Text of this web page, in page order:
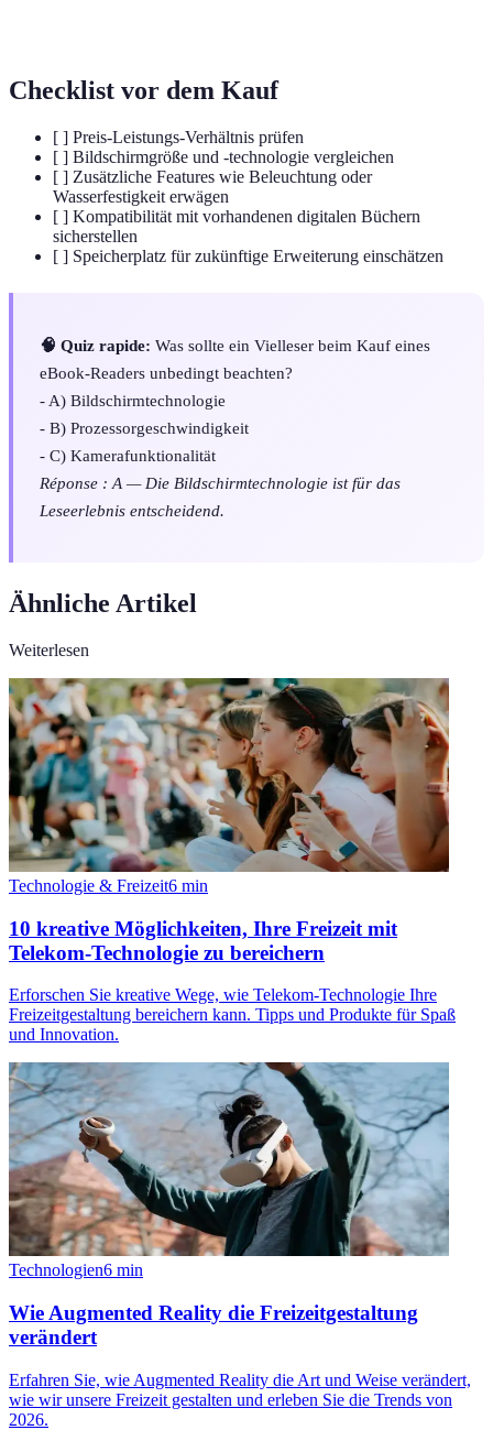
Checklist vor dem Kauf
[ ] Preis-Leistungs-Verhältnis prüfen
[ ] Bildschirmgröße und -technologie vergleichen
[ ] Zusätzliche Features wie Beleuchtung oder
Wasserfestigkeit erwägen
[ ] Kompatibilität mit vorhandenen digitalen Büchern
sicherstellen
[ ] Speicherplatz für zukünftige Erweiterung einschätzen
🧠 Quiz rapide: Was sollte ein Vielleser beim Kauf eines
eBook-Readers unbedingt beachten?
- A) Bildschirmtechnologie
- B) Prozessorgeschwindigkeit
- C) Kamerafunktionalität
Réponse : A — Die Bildschirmtechnologie ist für das
Leseerlebnis entscheidend.
Ähnliche Artikel
Weiterlesen
Technologie & Freizeit6 min
10 kreative Möglichkeiten, Ihre Freizeit mit
Telekom-Technologie zu bereichern
Erforschen Sie kreative Wege, wie Telekom-Technologie Ihre
Freizeitgestaltung bereichern kann. Tipps und Produkte für Spaß
und Innovation.
Technologien6 min
Wie Augmented Reality die Freizeitgestaltung
verändert
Erfahren Sie, wie Augmented Reality die Art und Weise verändert,
wie wir unsere Freizeit gestalten und erleben Sie die Trends von
2026.